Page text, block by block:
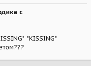
с
*KISSING*